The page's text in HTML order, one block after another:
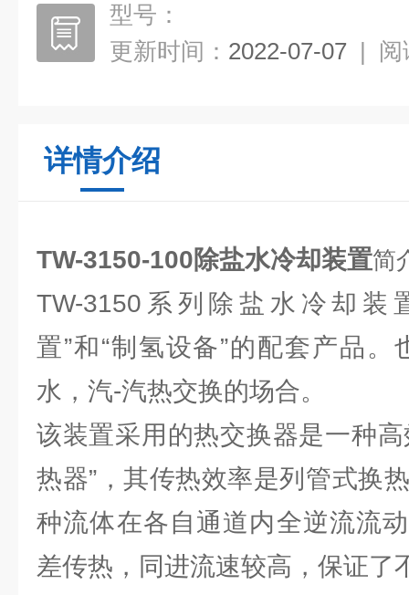
型号：
更新时间： 2022-07-07 | 阅
详情介绍
TW-3150-100除盐水冷却装置简
TW-3150系列除盐水冷却装
置”和“制氢设备”的配套产品
水，汽-汽热交换的场合。
该装置采用的热交换器是一种
热器”，其传热效率是列管式换
种流体在各自通道内全逆流流
差传热，同进流速较高，保证了